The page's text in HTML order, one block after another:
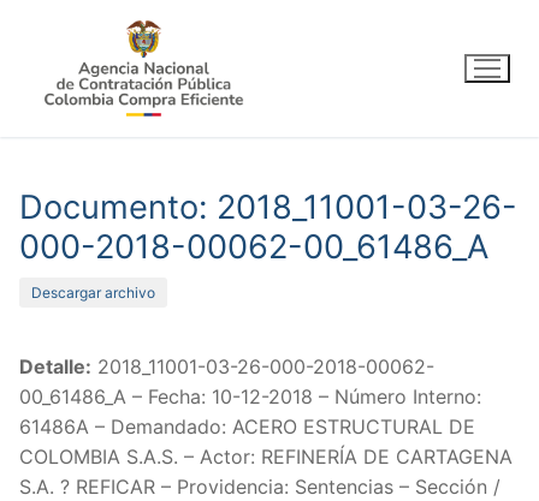
contenido
Documento: 2018_11001-03-26-
000-2018-00062-00_61486_A
Descargar archivo
Detalle: 2018_11001-03-26-000-2018-00062-
00_61486_A – Fecha: 10-12-2018 – Número Interno:
61486A – Demandado: ACERO ESTRUCTURAL DE
COLOMBIA S.A.S. – Actor: REFINERÍA DE CARTAGENA
S.A. ? REFICAR – Providencia: Sentencias – Sección /